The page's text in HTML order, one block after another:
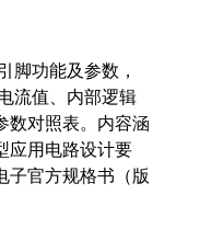
脚功能及参数，
流值、内部逻辑
数对照表。内容涵
应用电路设计要
子官方规格书（版